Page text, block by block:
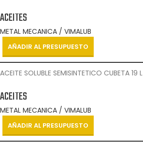
ACEITES
METAL MECANICA / VIMALUB
AÑADIR AL PRESUPUESTO
ACEITE SOLUBLE SEMISINTETICO CUBETA 19 L
ACEITES
METAL MECANICA / VIMALUB
AÑADIR AL PRESUPUESTO